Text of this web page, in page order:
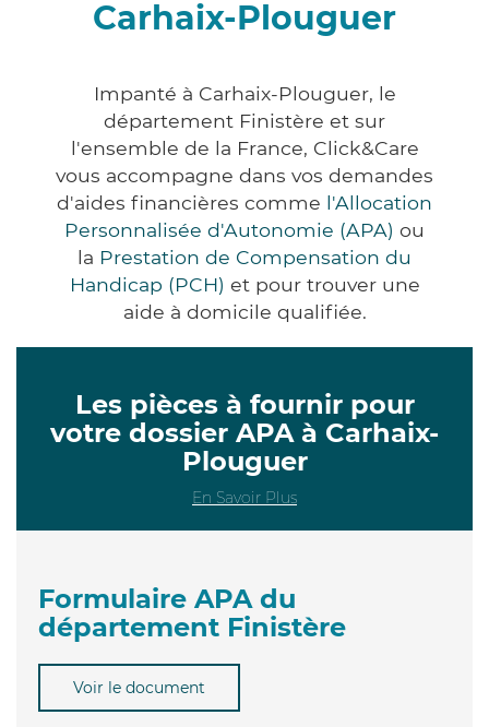
Carhaix-Plouguer
Impanté à Carhaix-Plouguer, le
département Finistère et sur
l'ensemble de la France, Click&Care
vous accompagne dans vos demandes
d'aides financières comme l'Allocation
Personnalisée d'Autonomie (APA) ou
la Prestation de Compensation du
Handicap (PCH) et pour trouver une
aide à domicile qualifiée.
Les pièces à fournir pour
votre dossier APA à Carhaix-
Plouguer
En Savoir Plus
Formulaire APA du
département Finistère
Voir le document